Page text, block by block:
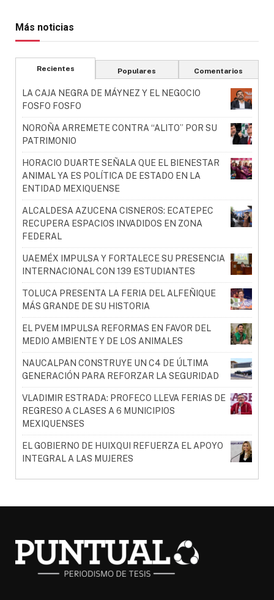
Más noticias
Recientes Populares Comentarios
LA CAJA NEGRA DE MÁYNEZ Y EL NEGOCIO
FOSFO FOSFO
NOROÑA ARREMETE CONTRA “ALITO” POR SU
PATRIMONIO
HORACIO DUARTE SEÑALA QUE EL BIENESTAR
ANIMAL YA ES POLÍTICA DE ESTADO EN LA
ENTIDAD MEXIQUENSE
ALCALDESA AZUCENA CISNEROS: ECATEPEC
RECUPERA ESPACIOS INVADIDOS EN ZONA
FEDERAL
UAEMÉX IMPULSA Y FORTALECE SU PRESENCIA
INTERNACIONAL CON 139 ESTUDIANTES
TOLUCA PRESENTA LA FERIA DEL ALFEÑIQUE
MÁS GRANDE DE SU HISTORIA
EL PVEM IMPULSA REFORMAS EN FAVOR DEL
MEDIO AMBIENTE Y DE LOS ANIMALES
NAUCALPAN CONSTRUYE UN C4 DE ÚLTIMA
GENERACIÓN PARA REFORZAR LA SEGURIDAD
VLADIMIR ESTRADA: PROFECO LLEVA FERIAS DE
REGRESO A CLASES A 6 MUNICIPIOS
MEXIQUENSES
EL GOBIERNO DE HUIXQUI REFUERZA EL APOYO
INTEGRAL A LAS MUJERES